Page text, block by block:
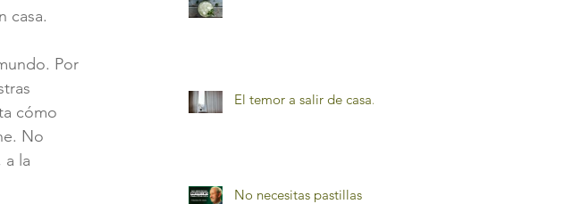
casa.
Por
cómo
No
a la
El temor a salir de casa.
No necesitas pastillas